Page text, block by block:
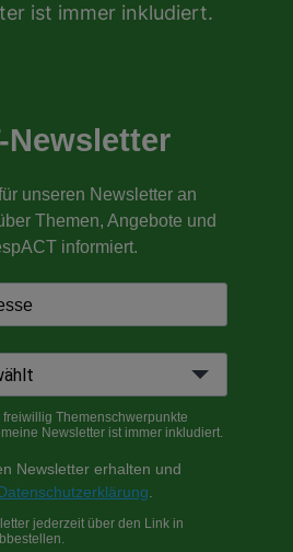
ist immer inkludiert.